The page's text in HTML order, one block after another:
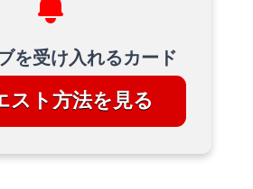
を受け入れるカード
スト方法を見る